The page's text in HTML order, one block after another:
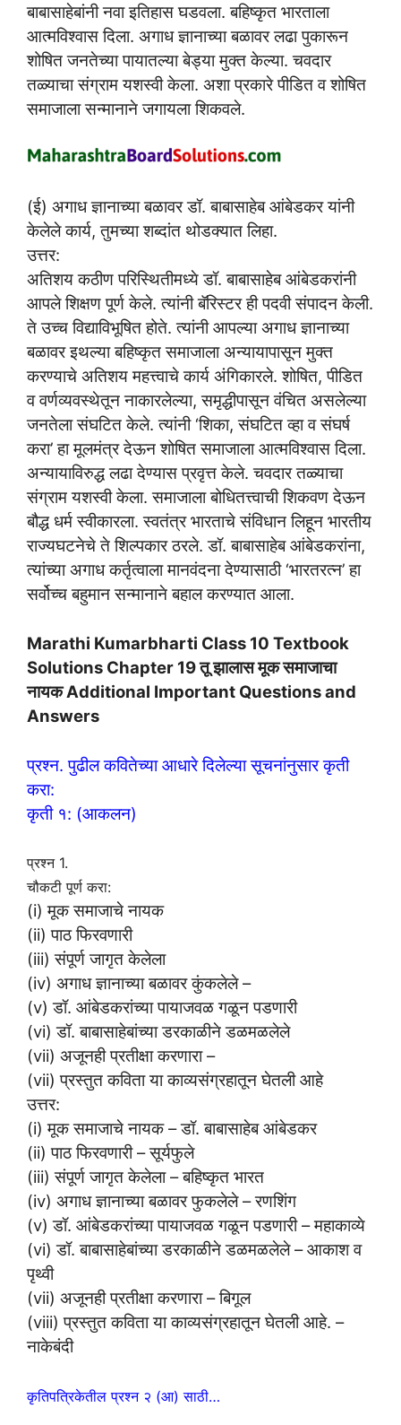
बाबासाहेबांनी नवा इतिहास घडवला. बहिष्कृत भारताला
आत्मविश्वास दिला. अगाध ज्ञानाच्या बळावर लढा पुकारून
शोषित जनतेच्या पायातल्या बेड्या मुक्त केल्या. चवदार
तळ्याचा संग्राम यशस्वी केला. अशा प्रकारे पीडित व शोषित
समाजाला सन्मानाने जगायला शिकवले.
(ई) अगाध ज्ञानाच्या बळावर डॉ. बाबासाहेब आंबेडकर यांनी
केलेले कार्य, तुमच्या शब्दांत थोडक्यात लिहा.
उत्तर:
अतिशय कठीण परिस्थितीमध्ये डॉ. बाबासाहेब आंबेडकरांनी
आपले शिक्षण पूर्ण केले. त्यांनी बॅरिस्टर ही पदवी संपादन केली.
ते उच्च विद्याविभूषित होते. त्यांनी आपल्या अगाध ज्ञानाच्या
बळावर इथल्या बहिष्कृत समाजाला अन्यायापासून मुक्त
करण्याचे अतिशय महत्त्वाचे कार्य अंगिकारले. शोषित, पीडित
व वर्णव्यवस्थेतून नाकारलेल्या, समृद्धीपासून वंचित असलेल्या
जनतेला संघटित केले. त्यांनी ‘शिका, संघटित व्हा व संघर्ष
करा’ हा मूलमंत्र देऊन शोषित समाजाला आत्मविश्वास दिला.
अन्यायाविरुद्ध लढा देण्यास प्रवृत्त केले. चवदार तळ्याचा
संग्राम यशस्वी केला. समाजाला बोधितत्त्वाची शिकवण देऊन
बौद्ध धर्म स्वीकारला. स्वतंत्र भारताचे संविधान लिहून भारतीय
राज्यघटनेचे ते शिल्पकार ठरले. डॉ. बाबासाहेब आंबेडकरांना,
त्यांच्या अगाध कर्तृत्वाला मानवंदना देण्यासाठी ‘भारतरत्न’ हा
सर्वोच्च बहुमान सन्मानाने बहाल करण्यात आला.
Marathi Kumarbharti Class 10 Textbook
Solutions Chapter 19 तू झालास मूक समाजाचा
नायक Additional Important Questions and
Answers
प्रश्न. पुढील कवितेच्या आधारे दिलेल्या सूचनांनुसार कृती
करा:
कृती १: (आकलन)
प्रश्न 1.
चौकटी पूर्ण करा:
(i) मूक समाजाचे नायक
(ii) पाठ फिरवणारी
(iii) संपूर्ण जागृत केलेला
(iv) अगाध ज्ञानाच्या बळावर कुंकलेले –
(v) डॉ. आंबेडकरांच्या पायाजवळ गळून पडणारी
(vi) डॉ. बाबासाहेबांच्या डरकाळीने डळमळलेले
(vii) अजूनही प्रतीक्षा करणारा –
(vii) प्रस्तुत कविता या काव्यसंग्रहातून घेतली आहे
उत्तर:
(i) मूक समाजाचे नायक – डॉ. बाबासाहेब आंबेडकर
(ii) पाठ फिरवणारी – सूर्यफुले
(iii) संपूर्ण जागृत केलेला – बहिष्कृत भारत
(iv) अगाध ज्ञानाच्या बळावर फुकलेले – रणशिंग
(v) डॉ. आंबेडकरांच्या पायाजवळ गळून पडणारी – महाकाव्ये
(vi) डॉ. बाबासाहेबांच्या डरकाळीने डळमळलेले – आकाश व
पृथ्वी
(vii) अजूनही प्रतीक्षा करणारा – बिगूल
(viii) प्रस्तुत कविता या काव्यसंग्रहातून घेतली आहे. –
नाकेबंदी
कृतिपत्रिकेतील प्रश्न २ (आ) साठी…